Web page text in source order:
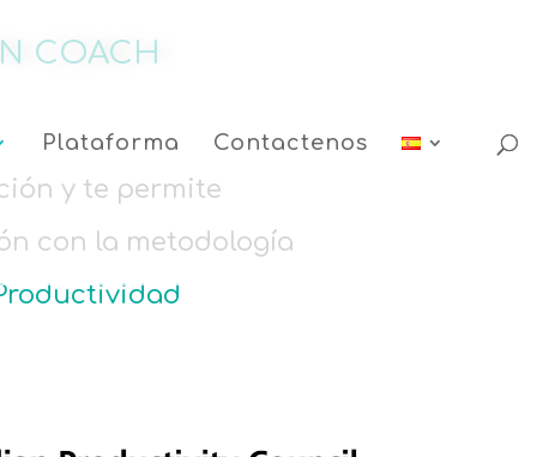
Plataforma Contactenos
COACH
y te permite
con la metodología